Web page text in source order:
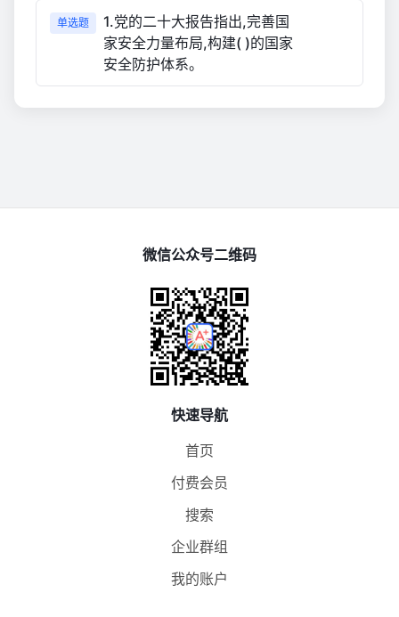
单选题
1.党的二十大报告指出,完善国
家安全力量布局,构建( )的国家
安全防护体系。
微信公众号二维码
快速导航
首页
付费会员
搜索
企业群组
我的账户